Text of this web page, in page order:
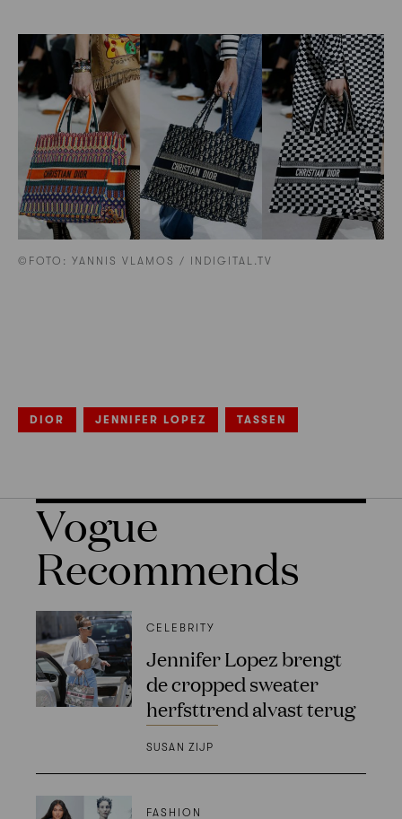
©FOTO: YANNIS VLAMOS / INDIGITAL.TV
DIOR JENNIFER LOPEZ TASSEN
Vogue
Recommends
CELEBRITY
Jennifer Lopez brengt
de cropped sweater
herfsttrend alvast terug
SUSAN ZIJP
FASHION